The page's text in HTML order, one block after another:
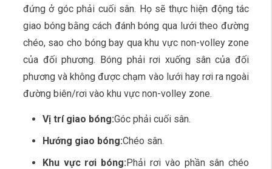
đứng ở góc phải cuối sân. Họ sẽ thực hiện động tác
giao bóng bằng cách đánh bóng qua lưới theo đường
chéo, sao cho bóng bay qua khu vực non-volley zone
của đối phương. Bóng phải rơi xuống sân của đối
phương và không được chạm vào lưới hay rơi ra ngoài
đường biên/rơi vào khu vực non-volley zone.
Vị trí giao bóng:Góc phải cuối sân.
Hướng giao bóng:Chéo sân.
Khu vực rơi bóng:Phải rơi vào phần sân chéo